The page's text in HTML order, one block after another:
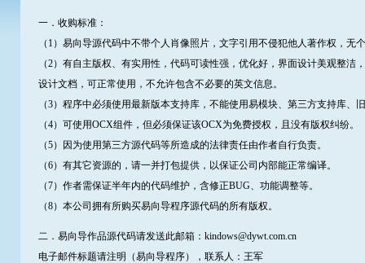
一．收购标准：
（1）易向导源代码中不带个人肖像照片，文字引用不侵犯他人著作权，无
（2）有自主版权、有实用性，代码可读性强，优化好，界面设计美观整
设计文档，可正常使用，不允许包含不必要的英文信息。
（3）程序中必须使用最新版本支持库，不能使用易模块、第三方支持库、
（4）可使用OCX组件，但必须保证该OCX为免费授权，且没有版权纠纷。
（5）因为使用第三方源代码等所造成的法律责任由作者自行负责。
（6）有其它资源的，请一并打包提供，以保证公司内部能正常编译。
（7）作者需保证半年内的代码维护，含修正BUG、功能调整等。
（8）本公司拥有所购买易向导程序源代码的所有版权。
二．易向导作品源代码请发送此邮箱：kindows@dywt.com.cn
电子邮件标题请注明（易向导程序），联系人：王军